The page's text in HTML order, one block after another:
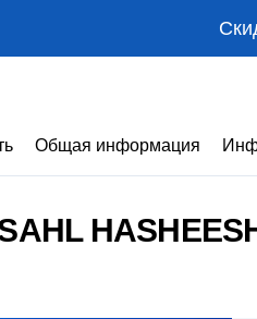
Общая информация